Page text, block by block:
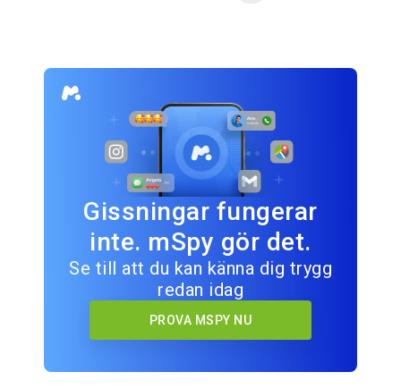
Gissningar fungerar
inte. mSpy gör det.
Se till att du kan känna dig trygg
redan idag
PROVA MSPY NU